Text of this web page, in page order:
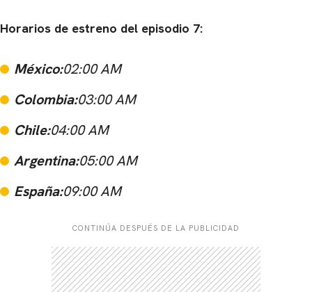
Horarios de estreno del episodio 7:
México:02:00 AM
Colombia:03:00 AM
Chile:04:00 AM
Argentina:05:00 AM
España:09:00 AM
CONTINÚA DESPUÉS DE LA PUBLICIDAD